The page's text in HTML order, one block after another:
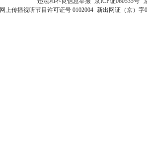
网上传播视听节目许可证号 0102004 新出网证（京）